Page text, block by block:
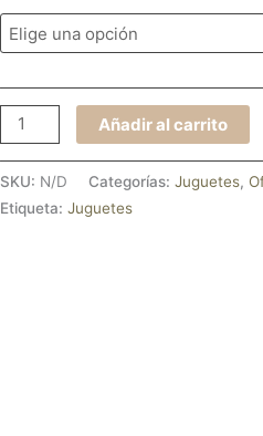
Añadir al carrito
SKU: N/D Categorías: Juguetes,
Etiqueta: Juguetes